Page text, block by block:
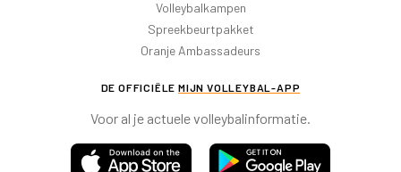
Volleybalkampen
Spreekbeurtpakket
Oranje Ambassadeurs
DE OFFICIËLE MIJN VOLLEYBAL-APP
Voor al je actuele volleybalinformatie.